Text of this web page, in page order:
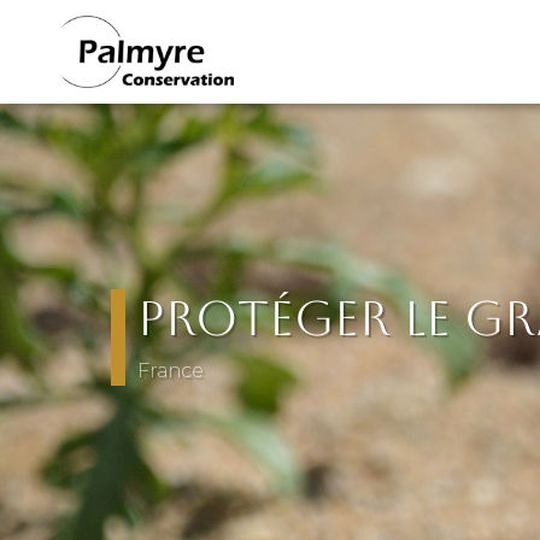
Aller au contenu principal
Protéger le
France